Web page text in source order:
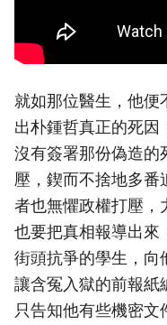
就如那位醫生，他便
出朴鍾哲真正的死因
沒有簽署那份偽造的
壓，鍥而不捨地多番
者也無懼政權打壓，
也要把真相報導出來
街頭抗爭的學生，向
讓含冤入獄的前報紙
只告知他有些機密